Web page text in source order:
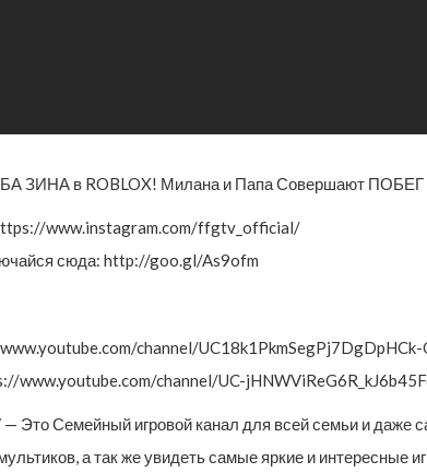
ЗИНА в ROBLOX! Милана и Папа Совершают ПОБЕГ
www.instagram.com/ffgtv_official/
сюда: http://goo.gl/As9ofm
channel/UC18k1PkmSegPj7DgDpHCk-
www.youtube.com/channel/UC-
— Это Семейный игровой канал для всей семьи и
а так же увидеть самые яркие и